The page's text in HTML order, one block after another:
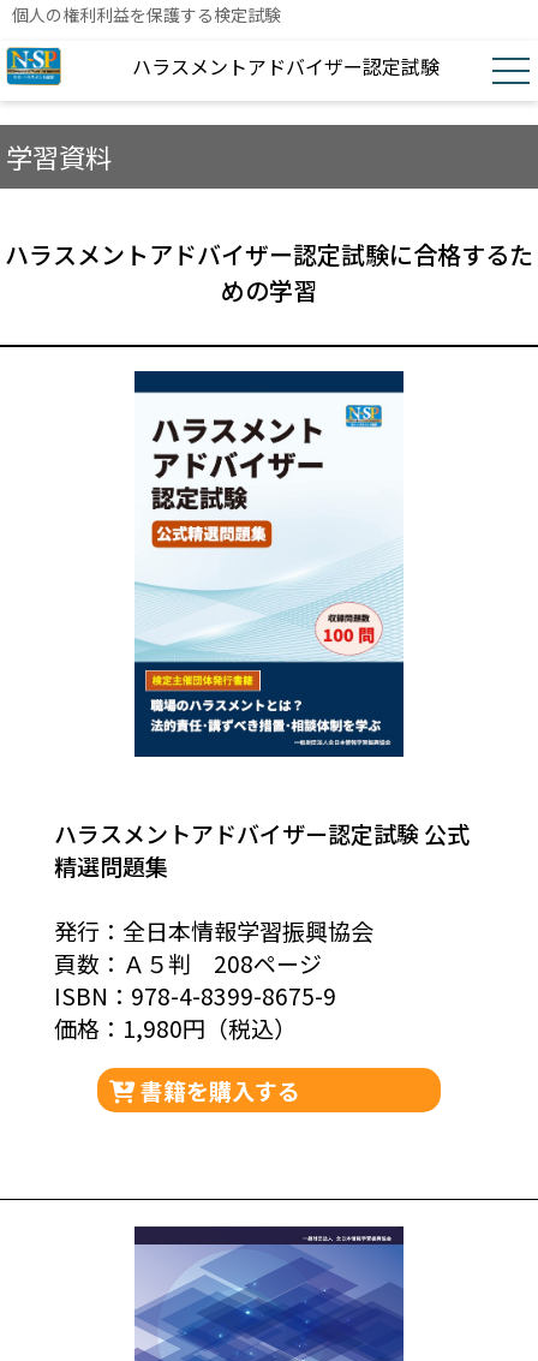
個人の権利利益を保護する検定試験
ハラスメントアドバイザー認定試験
学習資料
ハラスメントアドバイザー認定試験に合格するた
めの学習
ハラスメントアドバイザー認定試験 公式
精選問題集
発行：全日本情報学習振興協会
頁数：Ａ５判 208ページ
ISBN：978-4-8399-8675-9
価格：1,980円（税込）
書籍を購入する